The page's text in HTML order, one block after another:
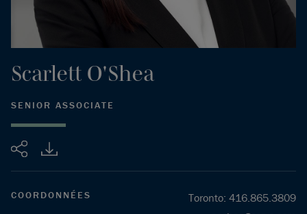
Partager
Scarlett O'Shea
SENIOR ASSOCIATE
COORDONNÉES Toronto: 416.865.3809